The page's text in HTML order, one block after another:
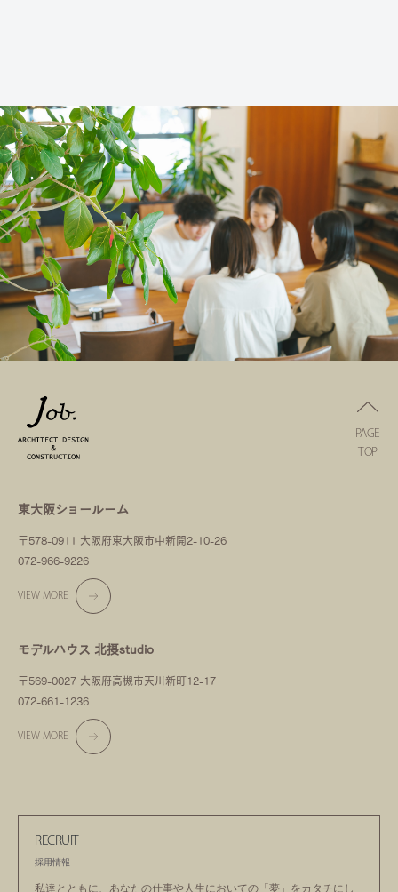
東大阪ショールーム
〒578-0911 大阪府東大阪市中新開2-10-26
072-966-9226
VIEW MORE
モデルハウス 北摂studio
〒569-0027 大阪府高槻市天川新町12-17
072-661-1236
VIEW MORE
RECRUIT
採用情報
私達とともに、あなたの仕事や人生においての 「夢」をカタチにし
PAGE
TOP